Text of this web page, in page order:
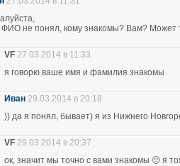
не понял, кому знакомы? Вам? Может
VF 27.03.2014 в 11:33
я говорю ваше имя и фамилия знакомы
Иван 29.03.2014 в 20:18
)) да я понял, бывает) я из Нижнего
VF 29.03.2014 в 20:37
ок, значит мы точно с вами знакомы 🙂 я